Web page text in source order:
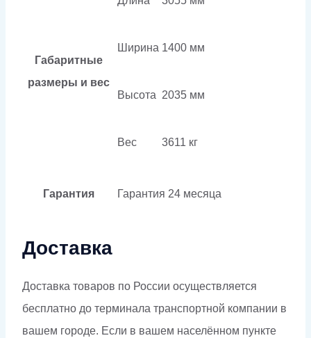
Габаритные
размеры и вес
Ширина 1400 мм
Высота 2035 мм
Вес 3611 кг
Гарантия Гарантия 24 месяца
Доставка
Доставка товаров по России осуществляется
бесплатно до терминала транспортной компании в
вашем городе. Если в вашем населённом пункте